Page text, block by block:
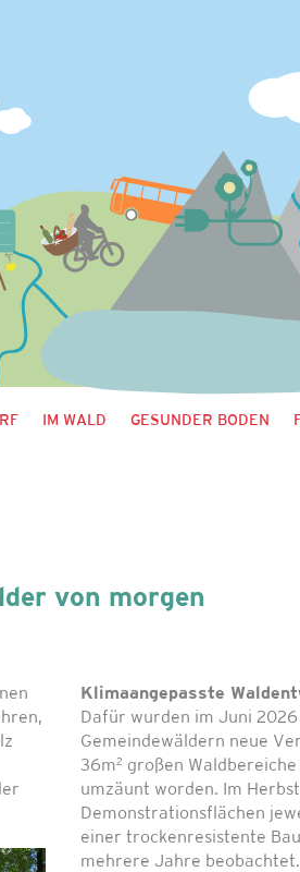
IM WALD GESUNDER BODEN
von morgen
Klimaangepasste
Dafür wurden im Juni
Gemeindewäldern neue
36m2 großen
umzäunt worden. Im
Demonstrationsflächen
einer trockenresistente
mehrere Jahre